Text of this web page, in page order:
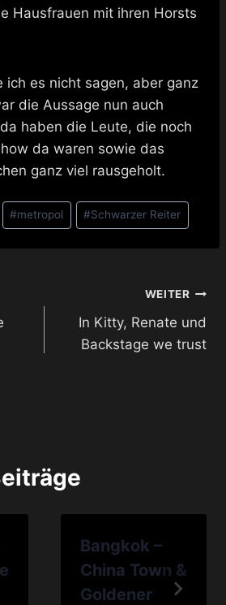
Hausfrauen mit ihren Horsts
ich es nicht sagen, aber ganz
die Aussage nun auch
haben die Leute, die noch
da waren sowie das
ganz viel rausgeholt.
#metropol #Schwarzer Reiter
WEITER
In Kitty, Renate und
Backstage we trust
Bangkok –
China Town &
Goldener